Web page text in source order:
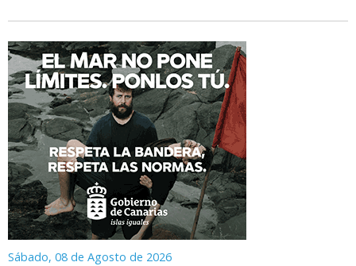
Sábado, 08 de Agosto de 2026